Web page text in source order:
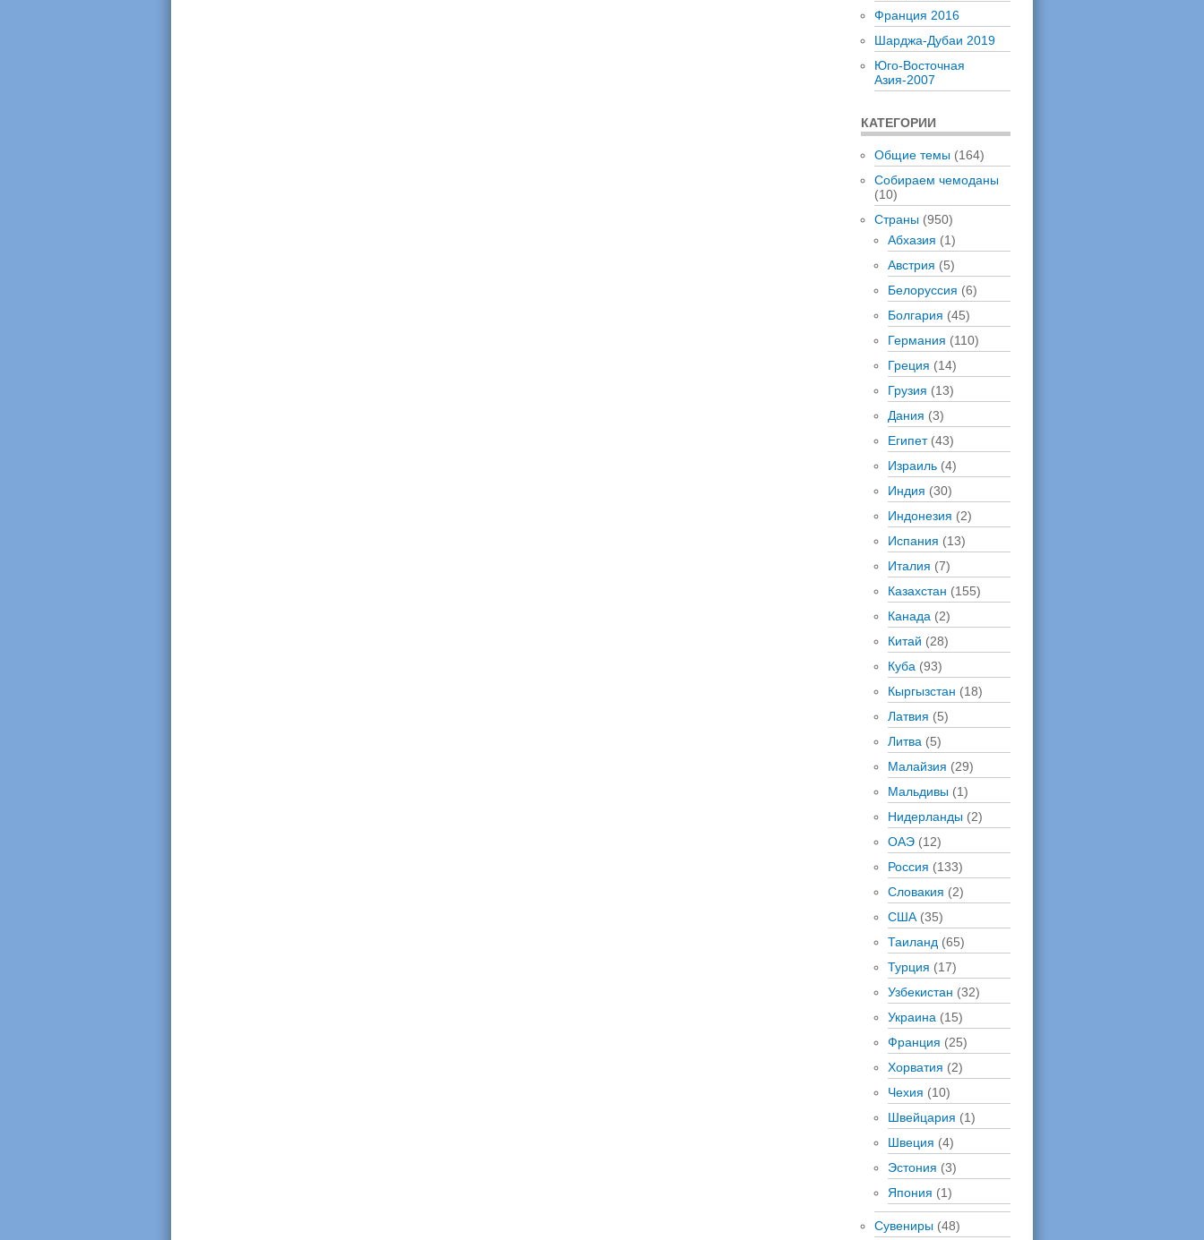
Франция 2016
Шарджа-Дубаи 2019
Юго-Восточная
Азия-2007
КАТЕГОРИИ
Общие темы (164)
Собираем чемоданы
(10)
Страны (950)
Абхазия (1)
Австрия (5)
Белоруссия (6)
Болгария (45)
Германия (110)
Греция (14)
Грузия (13)
Дания (3)
Египет(43)
Израиль (4)
Индия (30)
Индонезия (2)
Испания (13)
Италия (7)
Казахстан (155)
Канада (2)
Китай (28)
Куба (93)
Кыргызстан (18)
Латвия (5)
Литва (5)
Малайзия (29)
Мальдивы (1)
Нидерланды (2)
ОАЭ (12)
Россия (133)
Словакия (2)
США (35)
Таиланд (65)
Турция (17)
Узбекистан (32)
Украина (15)
Франция (25)
Хорватия (2)
Чехия (10)
Швейцария (1)
Швеция (4)
Эстония (3)
Япония (1)
Сувениры (48)